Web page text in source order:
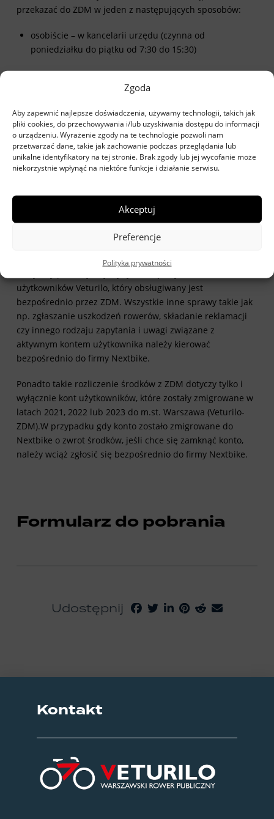
Zgoda
Aby zapewnić najlepsze doświadczenia, używamy technologii, takich jak
pliki cookies, do przechowywania i/lub uzyskiwania dostępu do informacji
o urządzeniu. Wyrażenie zgody na te technologie pozwoli nam
przetwarzać dane, takie jak zachowanie podczas przeglądania lub
unikalne identyfikatory na tej stronie. Brak zgody lub jej wycofanie może
niekorzystnie wpłynąć na niektóre funkcje i działanie serwisu.
Akceptuj
Preferencje
Polityka prywatności
przekazać do ZDM w jeden z następujących sposobów:
osobiście – w kancelarii urzędu (czynna od
poniedziałku do piątku od 7:30 do 15:30)
listownie – nadając przesyłkę na adres Zarząd Dróg
Miejskich, ul. Chmielna 120, 00-801 Warszawa
mailowo – wysyłając skan wypełnionego i podpisanego
dokumentu na adreskancelaria@zdm.waw.pl
poprzez ePUAP – adres skrzynki i link pozwalający na
wysłanie sprawy za pośrednictwem skrzynki podawczej
Na rozpatrzenie sprawy urząd ma standardowo do 30 dni.
użytkowników Veturilo, który obsługiwany jest
bezpośrednio przez ZDM. Wszystkie inne sprawy takie jak
np. zgłaszanie uszkodzeń rowerów, składanie reklamacji
czy innego rodzaju zapytania i uwagi związane z
aktywnym kontem użytkownika należy kierować
bezpośrednio do firmy Nextbike.
Ponadto takie rozliczenie środków z ZDM dotyczy tylko i
wyłącznie kont użytkowników, które zostały zmigrowane w
latach 2021, 2022 lub 2023 do m.st. Warszawa (Veturilo-
ZDM).W przypadku gdy konto zostało zmigrowane do
Nextbike o zwrot środków, jeśli chce się zamknąć konto,
należy wciąż zgłosić się bezpośrednio do firmy Nextbike.
Formularz do pobrania
Udostępnij
Kontakt